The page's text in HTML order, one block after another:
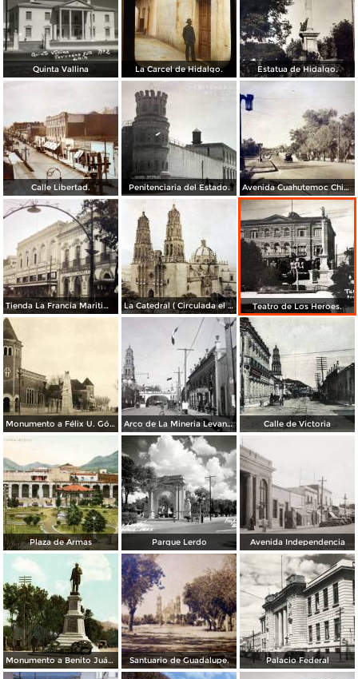
Quinta Vallina La Carcel de Hidalgo. Estatua de Hidalgo.
Calle Libertad. Penitenciaria del Estado. Avenida Cuahutemoc Chihuahua ( Circulada el 16 de Febrero de 1943 ).
Tienda La Francia Maritima. La Catedral ( Circulada el 25 de Mayo 1924 ). Teatro de Los Heroes.
Monumento a Félix U. Gómez Arco de La Mineria Levantado en la calle Victoria en honor a del Gral. Calles ( 16 de Noviembre de 1925 ) Calle de Victoria
Plaza de Armas Parque Lerdo Avenida Independencia
Monumento a Benito Juárez Santuario de Guadalupe. Palacio Federal